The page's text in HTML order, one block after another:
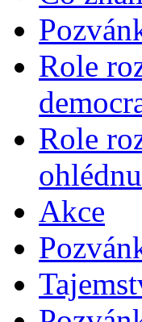
Role
Role
Akce